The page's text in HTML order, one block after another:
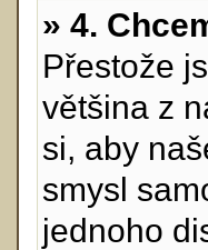
» 4.
Přestože
většina z
si, aby
smysl
jednoho